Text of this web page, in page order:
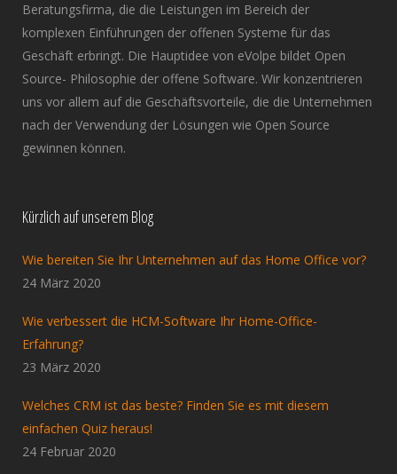
Beratungsfirma, die die Leistungen im Bereich der
komplexen Einführungen der offenen Systeme für das
Geschäft erbringt. Die Hauptidee von eVolpe bildet Open
Source- Philosophie der offene Software. Wir konzentrieren
uns vor allem auf die Geschäftsvorteile, die die Unternehmen
nach der Verwendung der Lösungen wie Open Source
gewinnen können.
Kürzlich auf unserem Blog
Wie bereiten Sie Ihr Unternehmen auf das Home Office vor?
24 März 2020
Wie verbessert die HCM-Software Ihr Home-Office-
Erfahrung?
23 März 2020
Welches CRM ist das beste? Finden Sie es mit diesem
einfachen Quiz heraus!
24 Februar 2020